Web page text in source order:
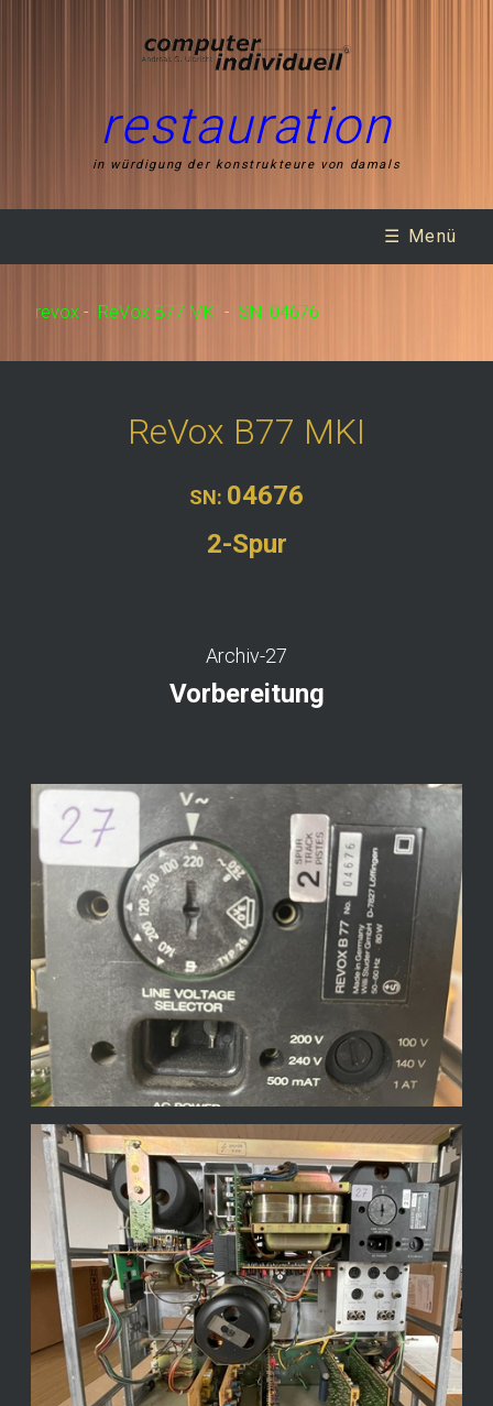
restauration
in würdigung der konstrukteure von damals
☰ Menü
revox - ReVox B77 MKI - SN: 04676
ReVox B77 MKI
SN: 04676
2-Spur
Archiv-27
Vorbereitung